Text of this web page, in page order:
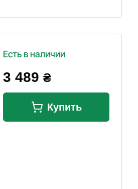
Есть в наличии
3 489 ₴
Купить